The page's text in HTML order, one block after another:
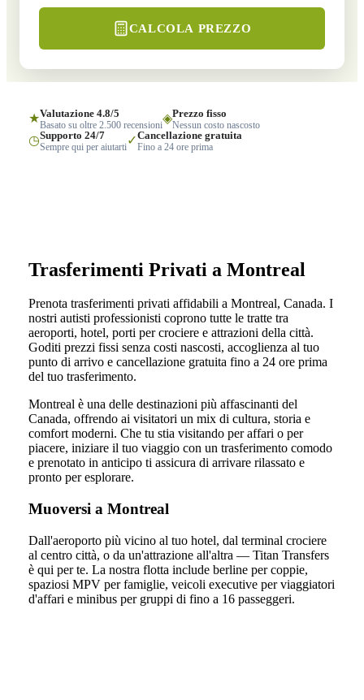
CALCOLA PREZZO
★Valutazione 4.8/5
Basato su oltre 2.500 recensioni◈Prezzo fisso
Nessun costo nascosto
◷Supporto 24/7
Sempre qui per aiutarti✓Cancellazione gratuita
Fino a 24 ore prima
Trasferimenti Privati a Montreal
Prenota trasferimenti privati affidabili a Montreal, Canada. I
nostri autisti professionisti coprono tutte le tratte tra
aeroporti, hotel, porti per crociere e attrazioni della città.
Goditi prezzi fissi senza costi nascosti, accoglienza al tuo
punto di arrivo e cancellazione gratuita fino a 24 ore prima
del tuo trasferimento.
Montreal è una delle destinazioni più affascinanti del
Canada, offrendo ai visitatori un mix di cultura, storia e
comfort moderni. Che tu stia visitando per affari o per
piacere, iniziare il tuo viaggio con un trasferimento comodo
e prenotato in anticipo ti assicura di arrivare rilassato e
pronto per esplorare.
Muoversi a Montreal
Dall'aeroporto più vicino al tuo hotel, dal terminal crociere
al centro città, o da un'attrazione all'altra — Titan Transfers
è qui per te. La nostra flotta include berline per coppie,
spaziosi MPV per famiglie, veicoli executive per viaggiatori
d'affari e minibus per gruppi di fino a 16 passeggeri.